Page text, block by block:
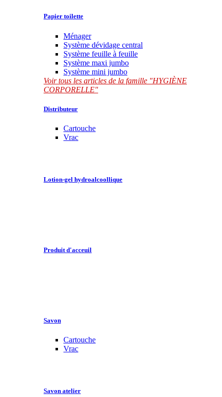
Papier toilette
Ménager
Système dévidage central
Système feuille à feuille
Système maxi jumbo
Système mini jumbo
Voir tous les articles de la famille "HYGIÈNE
CORPORELLE"
Distributeur
Cartouche
Vrac
Lotion-gel hydroalcoollique
Produit d'acceuil
Savon
Cartouche
Vrac
Savon atelier